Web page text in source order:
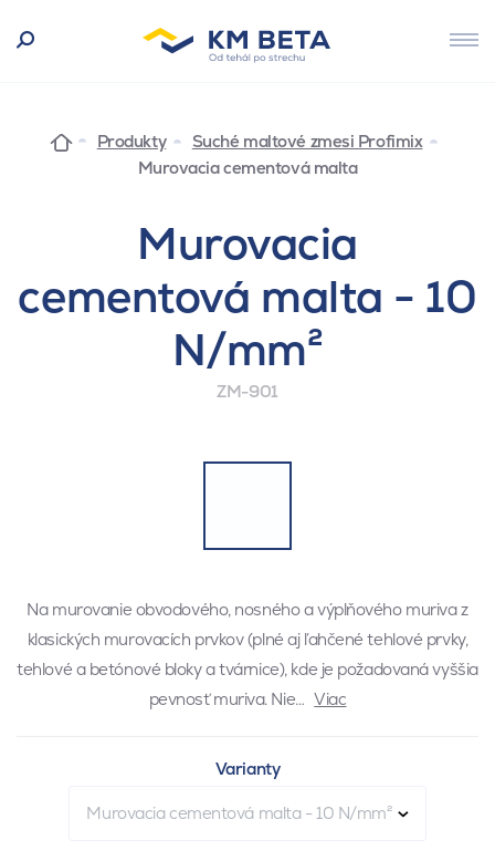
Produkty
Suché maltové zmesi Profimix
Murovacia cementová malta
Murovacia
cementová malta - 10
N/mm²
ZM-901
Na murovanie obvodového, nosného a výplňového muriva z
klasických murovacích prvkov (plné aj ľahčené tehlové prvky,
tehlové a betónové bloky a tvárnice), kde je požadovaná vyššia
pevnosť muriva. Nie… Viac
Varianty
Murovacia cementová malta - 10 N/mm²